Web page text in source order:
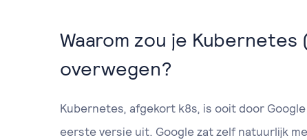
Waarom zou je Kubernetes
overwegen?
Kubernetes, afgekort k8s, is ooit door
eerste versie uit. Google zat zelf natuurlijk